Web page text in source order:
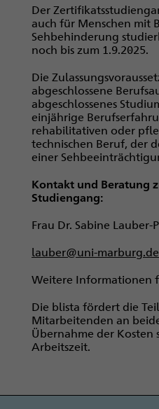
Der
auch für Menschen mit
Sehbehinderung
noch bis zum 1.9.2025.
Die
abgeschlossene
abgeschlossenes
einjährige
rehabilitativen oder
technischen Beruf, der
einer
Kontakt und Beratung
Studiengang:
Frau Dr. Sabine Lauber-
lauber@uni-marburg.de
Weitere Informationen
Die blista fördert die
Mitarbeitenden an
Übernahme der
Arbeitszeit.